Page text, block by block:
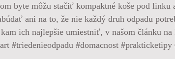
byte môžu stačiť kompaktné koše pod linku
ani na to, že nie každý druh odpadu
ich najlepšie umiestniť, v našom článku na
#triedenieodpadu #domacnost